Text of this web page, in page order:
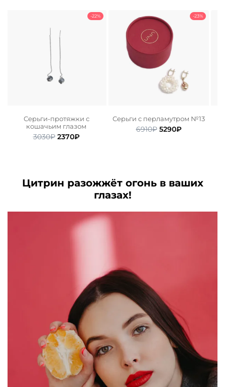
-22%
Серьги-протяжки с
кошачьим глазом
3030₽ Первоначальная
2370₽Текущая
-23%
Серьги с перламутром №13
6910₽ Первоначальная
5290₽Текущая
Цитрин разожжёт огонь в ваших
глазах!